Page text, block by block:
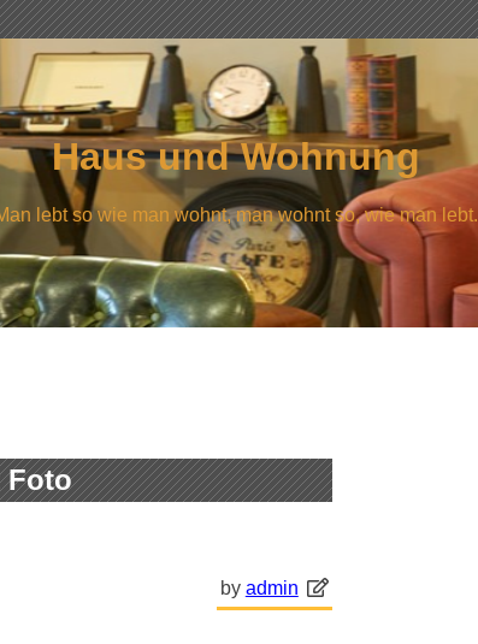
Haus und Wohnung
lebt so wie man wohnt, man wohnt so, wie man lebt.
Foto
by admin